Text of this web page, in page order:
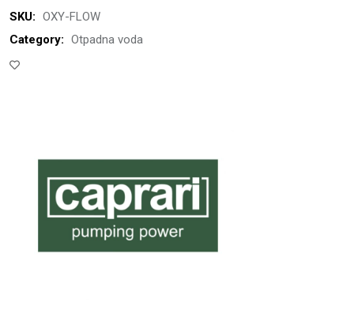
SKU: OXY-FLOW
Category: Otpadna voda